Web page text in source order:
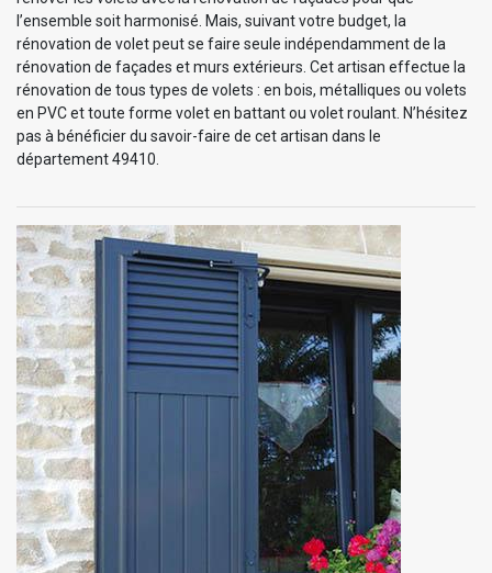
l’ensemble soit harmonisé. Mais, suivant votre budget, la
rénovation de volet peut se faire seule indépendamment de la
rénovation de façades et murs extérieurs. Cet artisan effectue la
rénovation de tous types de volets : en bois, métalliques ou volets
en PVC et toute forme volet en battant ou volet roulant. N’hésitez
pas à bénéficier du savoir-faire de cet artisan dans le
département 49410.